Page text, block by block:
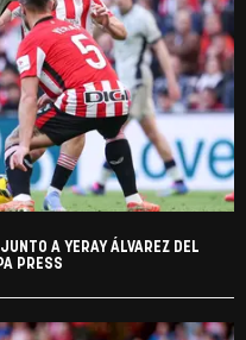
A YERAY ÁLVAREZ DEL
PRESS